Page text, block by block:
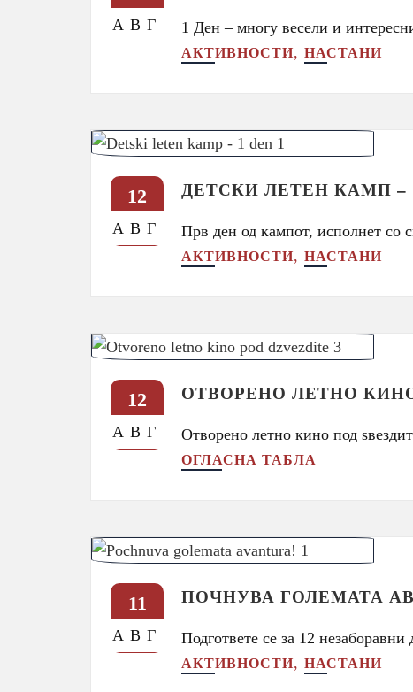
АВГ 1 Ден – многу весели и
АКТИВНОСТИ, НАСТАНИ
12
АВГ
ДЕТСКИ ЛЕТЕН КАМП –
Прв ден од кампот, исполнет со
АКТИВНОСТИ, НАСТАНИ
12
АВГ
ОТВОРЕНО ЛЕТНО
Отворено летно кино под
ОГЛАСНА ТАБЛА
11
АВГ
ПОЧНУВА ГОЛЕМАТА
Подгответе се за 12
АКТИВНОСТИ, НАСТАНИ